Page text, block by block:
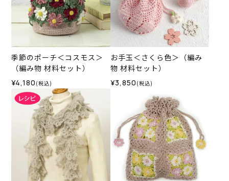
季節のポーチ＜コスモス＞
（編み物 材料セット）
¥4,180 (税込)
お手玉＜さくら色＞（編み
物 材料セット）
¥3,850 (税込)